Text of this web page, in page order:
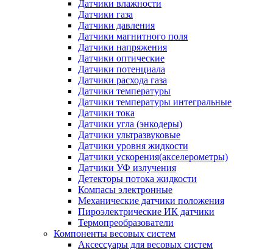
Датчики влажности
Датчики газа
Датчики давления
Датчики магнитного поля
Датчики напряжения
Датчики оптические
Датчики потенциала
Датчики расхода газа
Датчики температуры
Датчики температуры интегральные
Датчики тока
Датчики угла (энкодеры)
Датчики ультразвуковые
Датчики уровня жидкости
Датчики ускорения(акселерометры)
Датчики УФ излучения
Детекторы потока жидкости
Компасы электронные
Механические датчики положения
Пироэлектрические ИК датчики
Термопреобразователи
Компоненты весовых систем
Аксессуары для весовых систем